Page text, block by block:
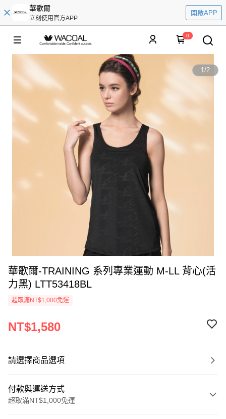
華歌爾
立刻使用官方APP
開啟APP
0
1/2
華歌爾-TRAINING 系列專業運動 M-LL 背心(活
力黑) LTT53418BL
超取滿NT$1,000免運
NT$1,580
請選擇商品選項
付款與運送方式
超取滿NT$1,000免運